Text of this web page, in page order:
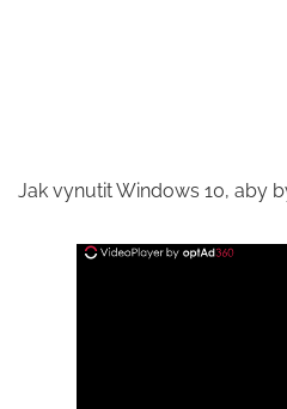
Jak vynutit Windows 10, aby